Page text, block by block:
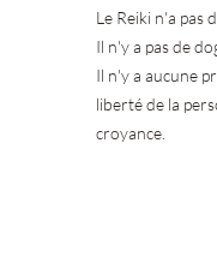
Le Reiki n'a pas
Il n'y a pas de
Il n'y a aucune
liberté de la
croyance.